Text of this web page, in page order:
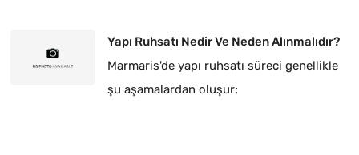
Yapı Ruhsatı Nedir Ve Neden Alınmalıdır?
Marmaris'de yapı ruhsatı süreci genellikle
şu aşamalardan oluşur;